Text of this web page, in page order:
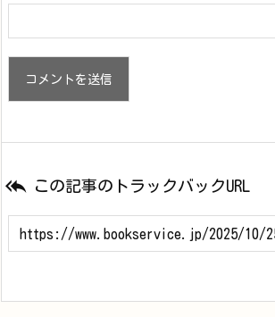
 この記事のトラックバックURL